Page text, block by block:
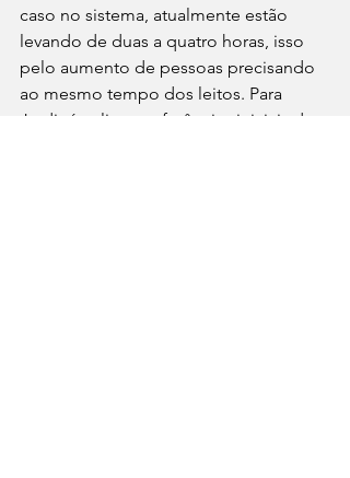
caso no sistema, atualmente estão
levando de duas a quatro horas, isso
pelo aumento de pessoas precisando
ao mesmo tempo dos leitos. Para
Jardinópolis, as referências iniciais de